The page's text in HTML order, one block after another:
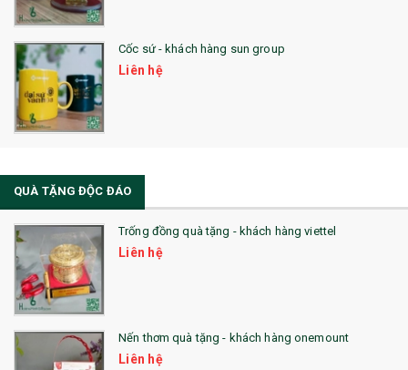
Cốc sứ - khách hàng sun group
Liên hệ
QUÀ TẶNG ĐỘC ĐÁO
Trống đồng quà tặng - khách hàng viettel
Liên hệ
Nến thơm quà tặng - khách hàng onemount
Liên hệ